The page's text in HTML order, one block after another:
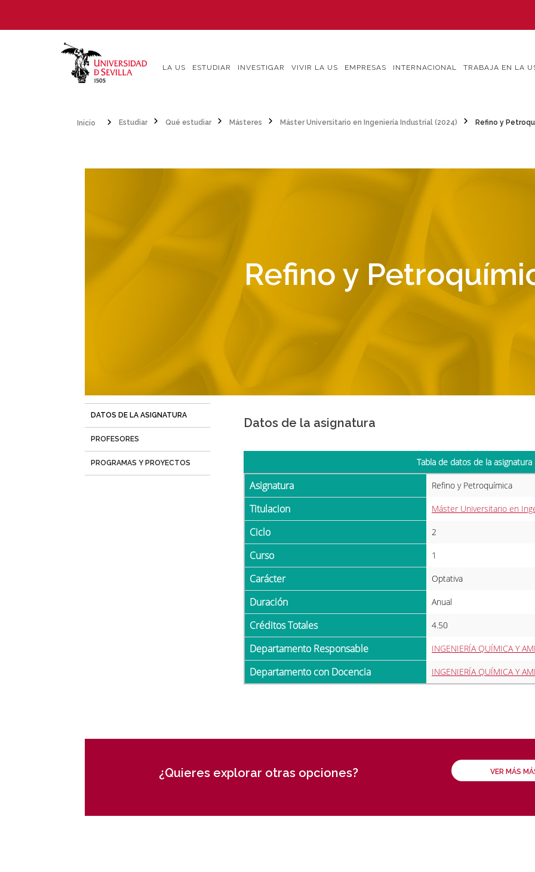
contenido
LA US ESTUDIAR INVESTIGAR VIVIR LA US EMPRESAS INTERNACIONAL TRABAJA EN LA
navegación
Estudiar
Qué estudiar Másteres Máster Universitario en Ingeniería Industrial (2024) Refino y
Refino y
DATOS DE LA ASIGNATURA
activa)
PROFESORES
PROGRAMAS Y PROYECTOS
Datos de la asignatura
Tabla de datos de la asignatura
Asignatura Refino y Petroquímica
Titulacion Máster Universitario en
Ciclo 2
Curso 1
Carácter Optativa
Duración Anual
Créditos Totales 4.50
Departamento Responsable INGENIERÍA QUÍMICA Y
Departamento con Docencia INGENIERÍA QUÍMICA Y
¿Quieres explorar otras opciones? VER MÁS